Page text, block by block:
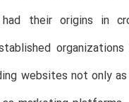
their origins in
organizations
websites not only